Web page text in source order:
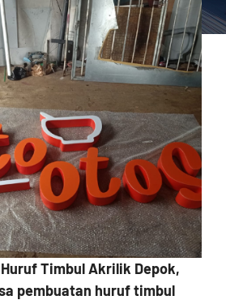
Timbul Akrilik Depok,
pembuatan huruf timbul